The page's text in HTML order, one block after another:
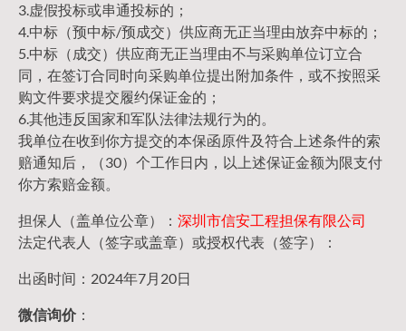
3.虚假投标或串通投标的；
4.中标（预中标/预成交）供应商无正当理由放弃中标的；
5.中标（成交）供应商无正当理由不与采购单位订立合
同，在签订合同时向采购单位提出附加条件，或不按照采
购文件要求提交履约保证金的；
6.其他违反国家和军队法律法规行为的。
我单位在收到你方提交的本保函原件及符合上述条件的索
赔通知后，（30）个工作日内，以上述保证金额为限支付
你方索赔金额。
担保人（盖单位公章）： 深圳市信安工程担保有限公司
法定代表人（签字或盖章）或授权代表（签字）：
出函时间：2024年7月20日
微信询价：